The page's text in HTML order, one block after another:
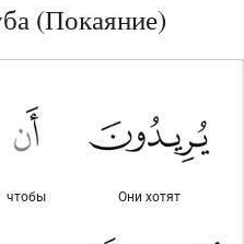
(Покаяние)
Они хотят
чтобы